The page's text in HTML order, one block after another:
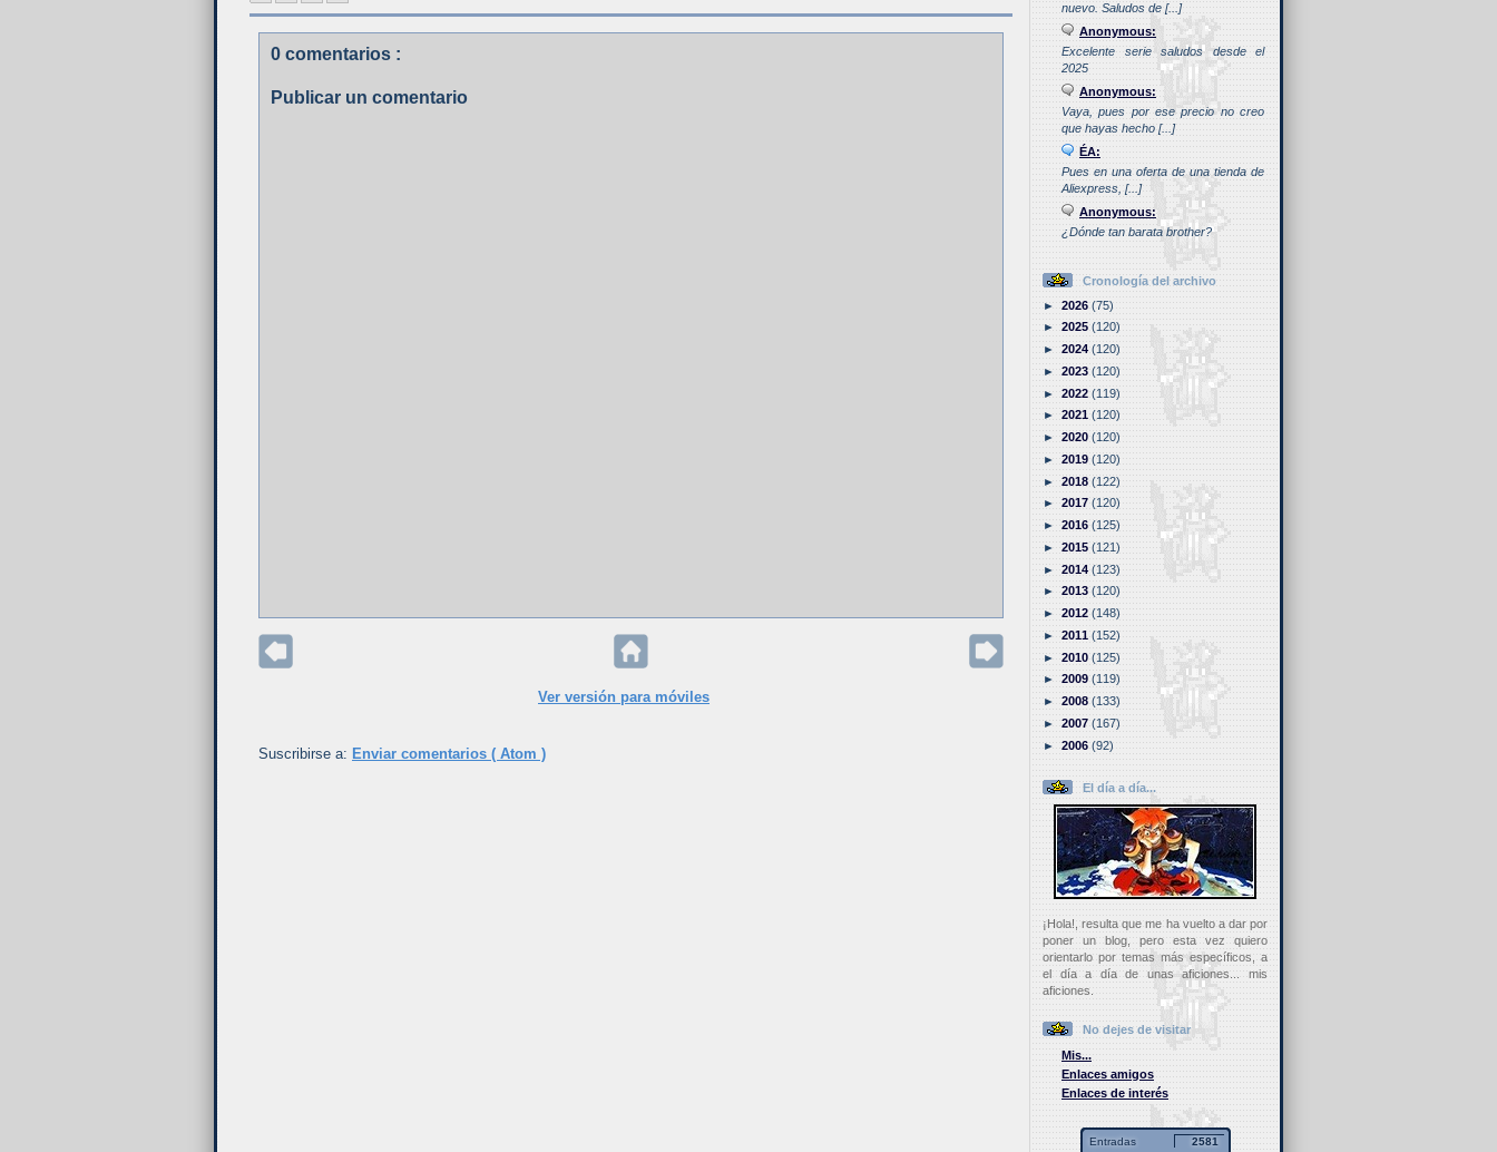
0 comentarios :
Publicar un comentario
Ver versión para móviles
Suscribirse a: Enviar comentarios ( Atom )
nuevo. Saludos de [...]
Anonymous:
Excelente serie saludos desde el
2025
Anonymous:
Vaya, pues por ese precio no creo
que hayas hecho [...]
ÉA:
Pues en una oferta de una tienda de
Aliexpress, [...]
Anonymous:
¿Dónde tan barata brother?
Cronología del archivo
►2026(75)
►2025(120)
►2024(120)
►2023(120)
►2022(119)
►2021(120)
►2020(120)
►2019(120)
►2018(122)
►2017(120)
►2016(125)
►2015(121)
►2014(123)
►2013(120)
►2012(148)
►2011(152)
►2010(125)
►2009(119)
►2008(133)
►2007(167)
►2006(92)
El día a día...
¡Hola!, resulta que me ha vuelto a dar por
poner un blog, pero esta vez quiero
orientarlo por temas más específicos, a
el día a día de unas aficiones... mis
aficiones.
No dejes de visitar
Mis...
Enlaces amigos
Enlaces de interés
Entradas 2581